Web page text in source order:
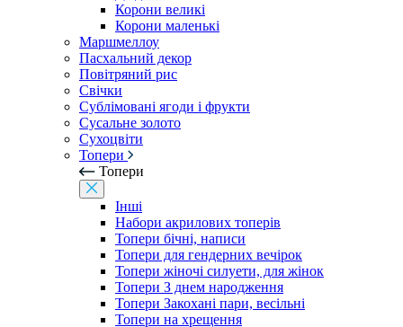
Корони великі
Корони маленькі
Маршмеллоу
Пасхальний декор
Повітряний рис
Свічки
Сублімовані ягоди і фрукти
Сусальне золото
Сухоцвіти
Топери
Топери
Інші
Набори акрилових топерів
Топери бічні, написи
Топери для гендерних вечірок
Топери жіночі силуети, для жінок
Топери З днем ​​народження
Топери Закохані пари, весільні
Топери на хрещення